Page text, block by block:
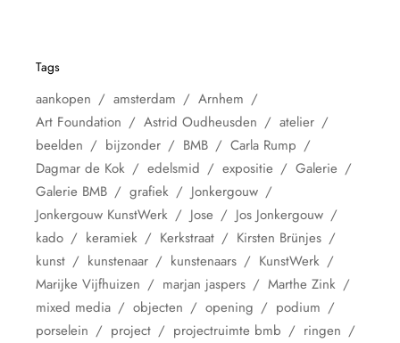
Tags
aankopen amsterdam
Arnhem
Art Foundation
Astrid Oudheusden
atelier
beelden
bijzonder BMB
Carla Rump
Dagmar de Kok
edelsmid expositie
Galerie
Galerie BMB
grafiek
Jonkergouw
Jonkergouw KunstWerk
Jose
Jos Jonkergouw
kado
keramiek Kerkstraat
Kirsten Brünjes
kunst
kunstenaar kunstenaars
KunstWerk
Marijke Vijfhuizen
marjan jaspers
Marthe Zink
mixed media
objecten opening
podium
porselein
project projectruimte bmb
ringen